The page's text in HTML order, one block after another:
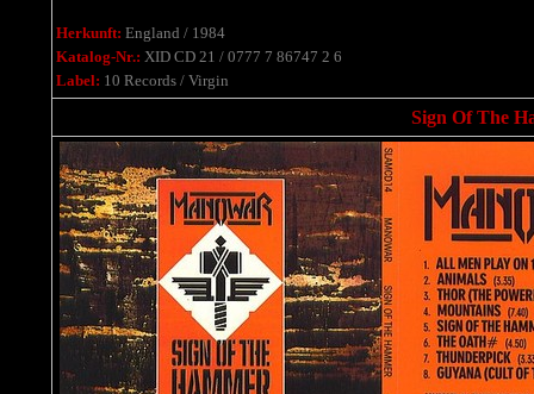
Herkunft: England / 1984
Katalog-Nr.: XID CD 21 / 0777 7 86747 2 6
Label: 10 Records / Virgin
Sign Of The